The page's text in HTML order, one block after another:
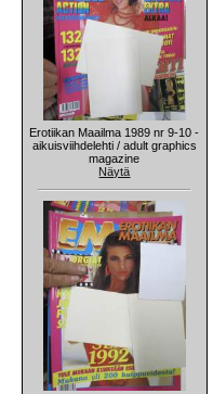
Erotiikan Maailma 1989 nr 9-10 -
aikuisviihdelehti / adult graphics
magazine
Näytä